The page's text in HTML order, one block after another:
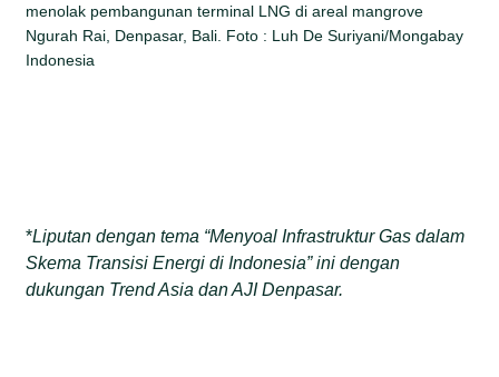
menolak pembangunan terminal LNG di areal mangrove
Ngurah Rai, Denpasar, Bali. Foto : Luh De Suriyani/Mongabay
Indonesia
*Liputan dengan tema “Menyoal Infrastruktur Gas dalam
Skema Transisi Energi di Indonesia” ini dengan
dukungan Trend Asia dan AJI Denpasar.